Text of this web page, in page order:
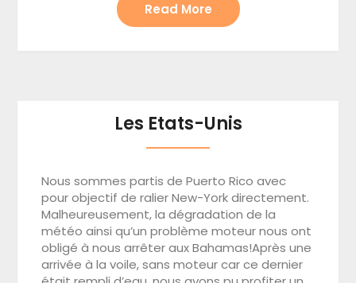
Read More
Les Etats-Unis
Nous sommes partis de Puerto Rico avec
pour objectif de ralier New-York directement.
Malheureusement, la dégradation de la
météo ainsi qu’un problème moteur nous ont
obligé à nous arrêter aux Bahamas!Après une
arrivée à la voile, sans moteur car ce dernier